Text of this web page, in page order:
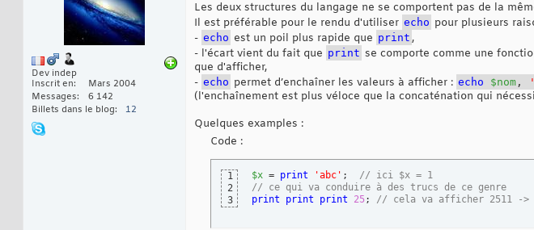
Dev indep
Inscrit en
Mars 2004
Messages
6 142
Billets dans le blog
12
Les deux structures du langage ne se comportent pas de la
Il est préférable pour le rendu d'utiliser echo pour plusieurs
- echo est un poil plus rapide que print ,
- l'écart vient du fait que print se comporte comme une
que d'afficher,
- echo permet d’enchaîner les valeurs à afficher : echo $nom ,
(l'enchaînement est plus véloce que la concaténation qui
Quelques examples :
Code :
1
2
3
$x = print 'abc' ; // ici $x = 1
// ce qui va conduire à des trucs de ce genre
print
print print 25; // cela va afficher 2511 ->